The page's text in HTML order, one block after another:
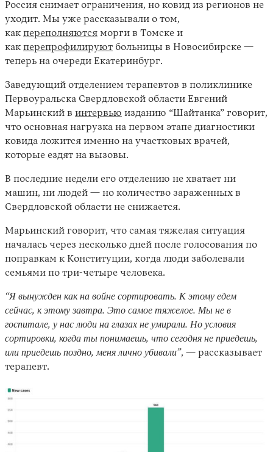
Россия снимает ограничения, но ковид из регионов не
уходит. Мы уже рассказывали о том,
как переполняются морги в Томске и
как перепрофилируют больницы в Новосибирске —
теперь на очереди Екатеринбург.
Заведующий отделением терапевтов в поликлинике
Первоуральска Свердловской области Евгений
Марьинский в интервью изданию “Шайтанка” говорит,
что основная нагрузка на первом этапе диагностики
ковида ложится именно на участковых врачей,
которые ездят на вызовы.
В последние недели его отделению не хватает ни
машин, ни людей — но количество зараженных в
Свердловской области не снижается.
Марьинский говорит, что самая тяжелая ситуация
началась через несколько дней после голосования по
поправкам к Конституции, когда люди заболевали
семьями по три-четыре человека.
“Я вынужден как на войне сортировать. К этому едем
сейчас, к этому завтра. Это самое тяжелое. Мы не в
госпитале, у нас люди на глазах не умирали. Но условия
сортировки, когда ты понимаешь, что сегодня не приедешь,
или приедешь поздно, меня лично убивали”, — рассказывает
терапевт.